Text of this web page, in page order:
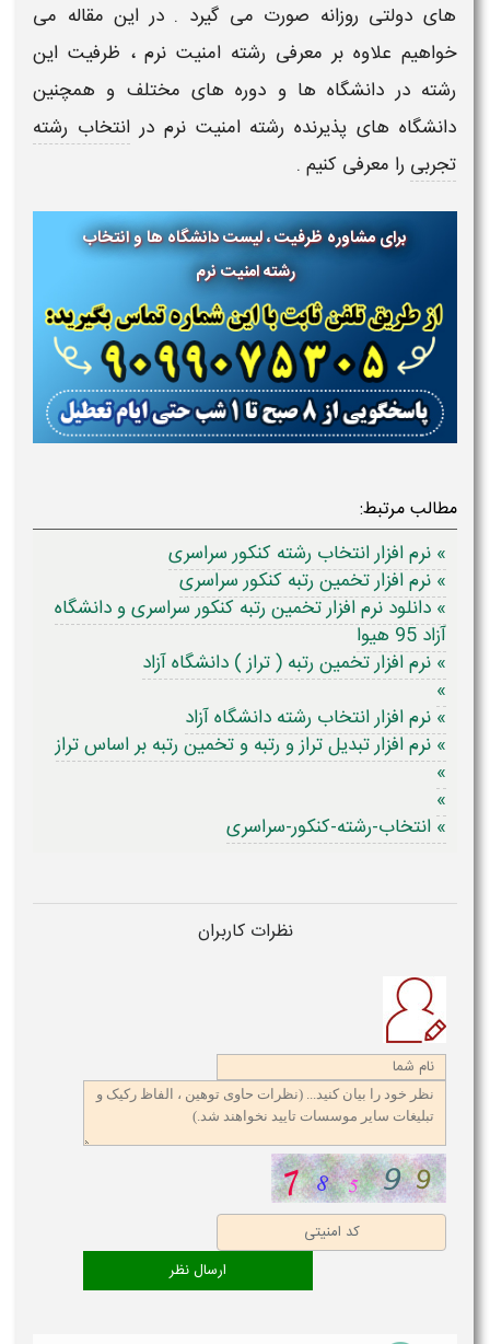
های دولتی روزانه صورت می گیرد . در این مقاله می
خواهیم علاوه بر معرفی رشته امنیت نرم، ظرفیت این
رشته در دانشگاه ها و دوره های مختلف و همچنین
دانشگاه های پذیرنده رشتهامنیت نرمدرانتخاب رشته
تجربی را معرفی کنیم .
برای مشاوره ظرفیت ، لیست دانشگاه ها و انتخاب
رشته امنیت نرم
مطالب مرتبط:
» نرم افزار انتخاب رشته کنکور سراسری
» نرم افزار تخمین رتبه کنکور سراسری
» دانلود نرم افزار تخمین رتبه کنکور سراسری و دانشگاه
آزاد 95 هیوا
» نرم افزار تخمین رتبه ( تراز ) دانشگاه آزاد
»
» نرم افزار انتخاب رشته دانشگاه آزاد
» نرم افزار تبدیل تراز و رتبه و تخمین رتبه بر اساس تراز
»
»
» انتخاب-رشته-کنکور-سراسری
نظرات کاربران